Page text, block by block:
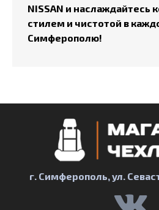
NISSAN и наслаждайтесь
стилем и чистотой в
Симферополю!
г. Симферополь, ул.